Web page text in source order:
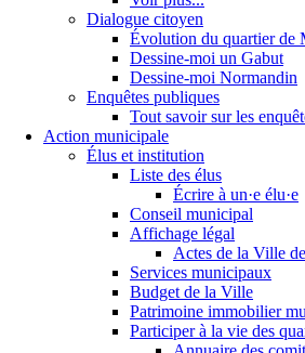
Dialogue citoyen
Évolution du quartier de
Dessine-moi un Gabut
Dessine-moi Normandin
Enquêtes publiques
Tout savoir sur les
Action municipale
Élus et institution
Liste des élus
Écrire à un·e élu·e
Conseil municipal
Affichage légal
Actes de la Ville
Services municipaux
Budget de la Ville
Patrimoine immobilier
Participer à la vie des